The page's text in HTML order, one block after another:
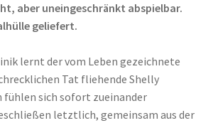
aber uneingeschränkt abspielbar.
geliefert.
lernt der vom Leben gezeichnete
Tat fliehende Shelly
fühlen sich sofort zueinander
letztlich, gemeinsam aus der